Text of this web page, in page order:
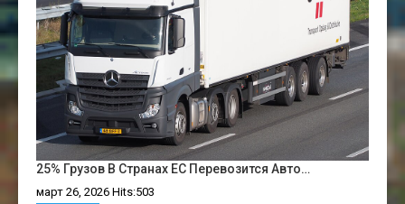
25% Грузов В Странах ЕС Перевозится Авто…
март 26, 2026 Hits:503